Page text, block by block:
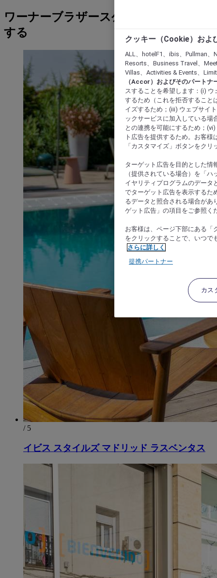
ワーナーブラザース公園: ホテルを検索
する
/ 5
イビス スタイルズ マドリッド ラスベンタス
クッキー（Cookie）およ
ALL、hotelF1、ibis、Pullman
Resorts、Business Travel、
Villas、Activities & Events、
（Accor）およびそのパートナ
スすることを希望します：(i)
するため（これを拒否すること
イズするため；(iii) ウェブサイ
ックサービスに加入している場
との連携を可能にするため；
ト広告を提供するため。お客
「カスタマイズ」ボタンをク
ターゲット広告を目的とした情
（提供されている場合）を「
イヤリティプログラムのデータ
でターゲット広告を表示するた
るデータと照合される場合があ
ゲット広告」の項目をご参照く
お客様は、ページ下部にある「
をクリックすることで、いつで
さらに詳しく
提携パートナー
カス